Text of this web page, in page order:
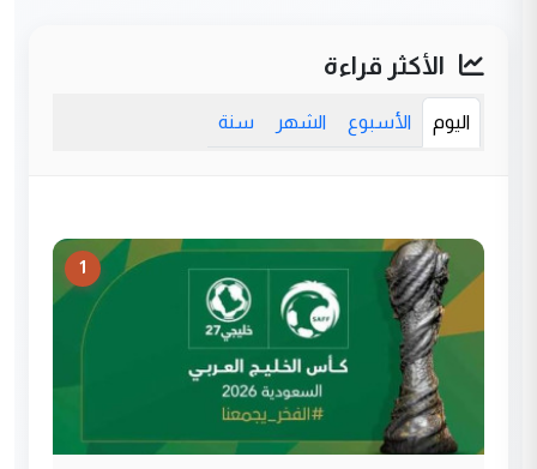
الأكثر قراءة
اليوم الأسبوع الشهر سنة
1